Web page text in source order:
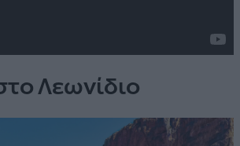
Λεωνίδιο